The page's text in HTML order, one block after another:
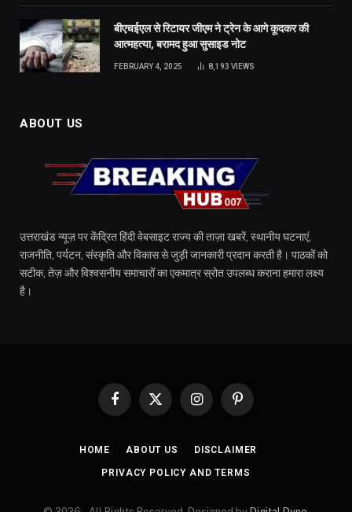
बीएचईएल से रिटायर जीएम ने ट्रेन के आगे कूदकर की
आत्महत्या, बरामद हुआ सुसाइड नोट
FEBRUARY 4, 2025 8,193 VIEWS
ABOUT US
उत्तराखंड न्यूज़ पर केंद्रित हिंदी वेबसाइट राज्य की ताज़ा खबरें, स्थानीय घटनाएं,
राजनीति, पर्यटन, संस्कृति और विकास से जुड़ी जानकारी प्रदान करती है। पाठकों को
सटीक, तेज़ और विश्वसनीय समाचारों का एकमात्र स्रोत उपलब्ध कराना हमारा लक्ष्य
है।
Facebook
X
InstagramPinterest
HOME ABOUT US DISCLAIMER
PRIVACY POLICY AND TERMS